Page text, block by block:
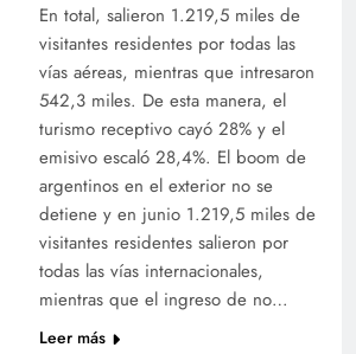
En total, salieron 1.219,5 miles de
visitantes residentes por todas las
vías aéreas, mientras que intresaron
542,3 miles. De esta manera, el
turismo receptivo cayó 28% y el
emisivo escaló 28,4%. El boom de
argentinos en el exterior no se
detiene y en junio 1.219,5 miles de
visitantes residentes salieron por
todas las vías internacionales,
mientras que el ingreso de no…
Leer más